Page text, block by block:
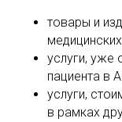
товары и
услуги, уже
пациента в
услуги,
в рамках